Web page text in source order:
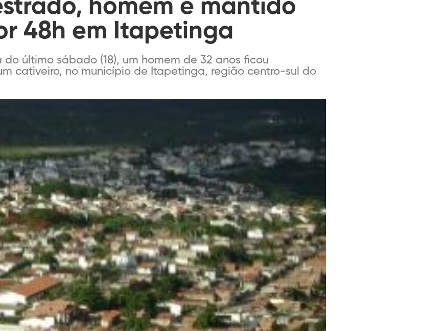
homem é mantido
48h em Itapetinga
último sábado (18), um homem de 32 anos ficou
cativeiro, no município de Itapetinga, região centro-sul do